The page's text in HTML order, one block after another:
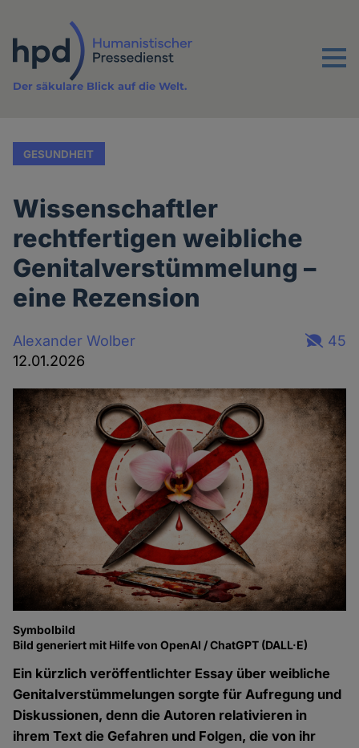
Inhalt
Menu
Der säkulare Blick auf die Welt.
GESUNDHEIT
Wissenschaftler
rechtfertigen weibliche
Genitalverstümmelung –
eine Rezension
Alexander Wolber
12.01.2026
45
Symbolbild
Bild generiert mit Hilfe von OpenAI / ChatGPT (DALL·E)
Ein kürzlich veröffentlichter Essay über weibliche
Genitalverstümmelungen sorgte für Aufregung und
Diskussionen, denn die Autoren relativieren in
ihrem Text die Gefahren und Folgen, die von ihr